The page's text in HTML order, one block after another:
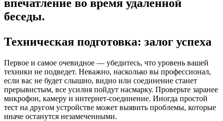
впечатление во время удаленной
беседы.
Техническая подготовка: залог успеха
Первое и самое очевидное — убедитесь, что уровень вашей
техники не подведет. Неважно, насколько вы профессионал,
если вас не будет слышно, видно или соединение станет
прерывистым, все усилия пойдут насмарку. Проверьте заранее
микрофон, камеру и интернет-соединение. Иногда простой
тест на другом устройстве может выявить проблемы, которые
иначе останутся незамеченными.